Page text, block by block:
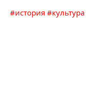
#история #культура